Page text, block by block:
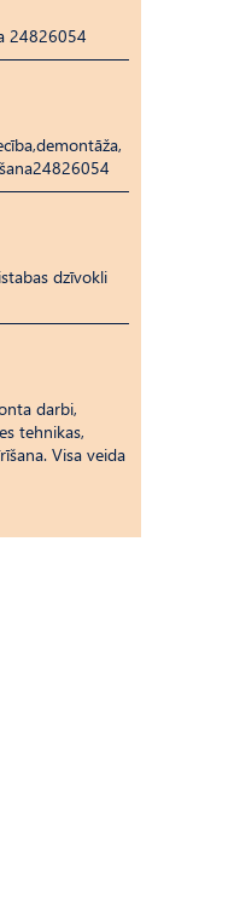
24826054
dzīvokli
darbi,
tehnikas,
Visa veida